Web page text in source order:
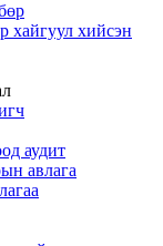
хайгуул хийсэн
аудит
авлага